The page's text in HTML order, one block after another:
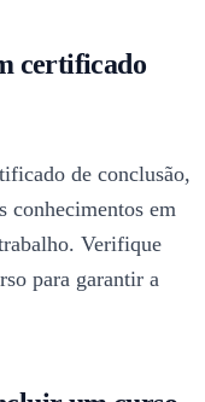
certificado
de conclusão,
conhecimentos em
Verifique
para garantir a